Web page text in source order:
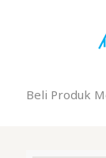
Beli Produk